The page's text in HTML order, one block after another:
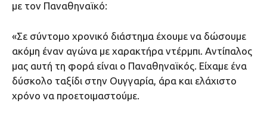
με τoν Παναθηναϊκό:
«Σε σύντομο χρονικό διάστημα έχουμε να δώσουμε
ακόμη έναν αγώνα με χαρακτήρα ντέρμπι. Αντίπαλος
μας αυτή τη φορά είναι ο Παναθηναϊκός. Είχαμε ένα
δύσκολο ταξίδι στην Ουγγαρία, άρα και ελάχιστο
χρόνο να προετοιμαστούμε.